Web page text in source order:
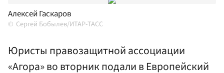
Алексей Гаскаров
Сергей Бобылев/ИТАР-ТАСС
Юристы правозащитной ассоциации
«Агора» во вторник подали в Европейский